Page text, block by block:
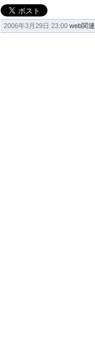
2006年3月29日 23:00 web関連